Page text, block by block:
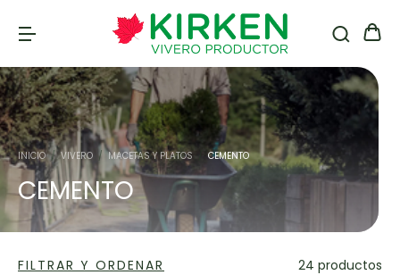
INICIO / VIVERO / MACETAS Y PLATOS CEMENTO
CEMENTO
FILTRAR Y ORDENAR 24 productos